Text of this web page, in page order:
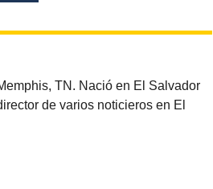
TN. Nació en El Salvador
de varios noticieros en El